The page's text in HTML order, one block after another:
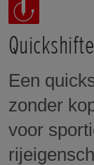
Een
zonder
voor